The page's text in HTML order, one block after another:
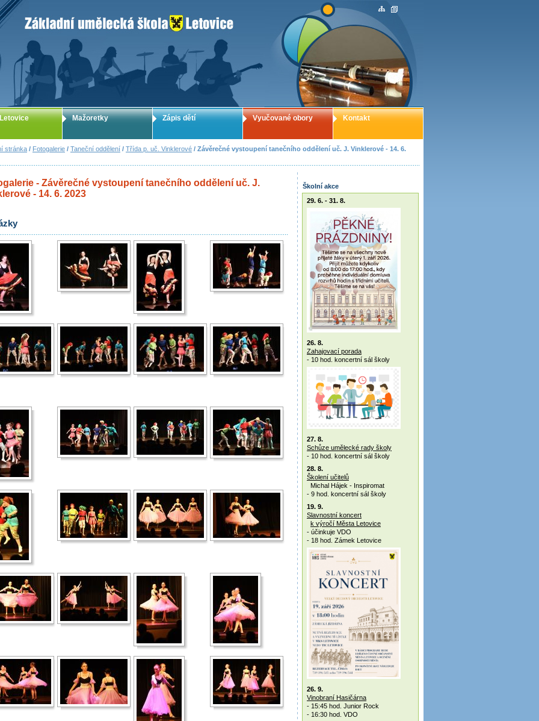
ZUŠ Letovice - Základní umělecká škola
stránka / Fotogalerie / Taneční oddělení / Třída p. uč. Vinklerové / Závěrečné vystoupení tanečního oddělení uč. J. Vinklerové - 14. 6.
- Závěrečné vystoupení tanečního oddělení uč. J.
- 14. 6. 2023
Školní akce
29. 6. - 31. 8.
26. 8.
Zahajovací porada
- 10 hod. koncertní sál školy
27. 8.
Schůze umělecké rady školy
- 10 hod. koncertní sál školy
28. 8.
Školení učitelů
Michal Hájek - Inspiromat
- 9 hod. koncertní sál školy
19. 9.
Slavnostní koncert
k výročí Města Letovice
- účinkuje VDO
- 18 hod. Zámek Letovice
26. 9.
Vinobraní Hasičárna
- 15:45 hod. Junior Rock
- 16:30 hod. VDO
Mažoretky Zápis dětí Vyučované obory Kontakt